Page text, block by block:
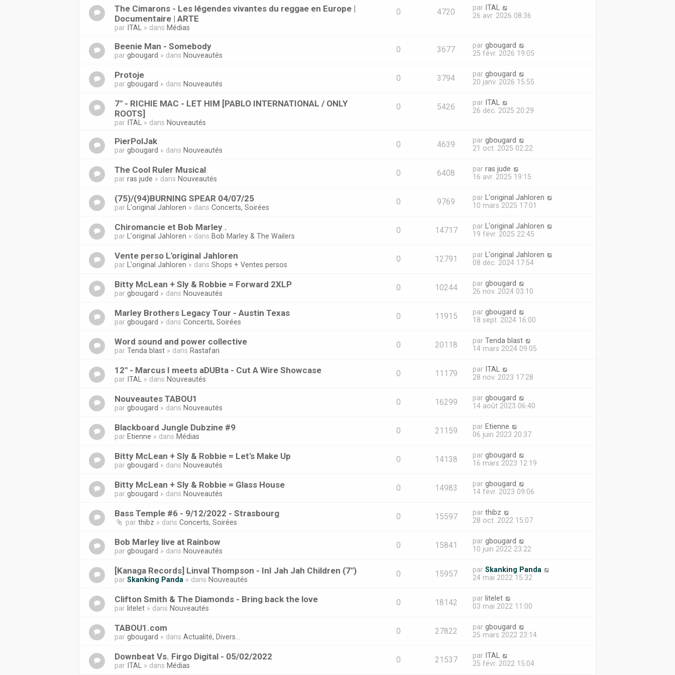
The Cimarons - Les légendes vivantes du reggae en Europe |
Documentaire | ARTE
par ITAL » dans Médias
0 4720 par ITAL
26 avr. 2026 08:36
Beenie Man - Somebody
pargbougard » dans Nouveautés
0 3677 par gbougard
25 févr. 2026 19:05
Protoje
pargbougard » dans Nouveautés
0 3794 par gbougard
20 janv. 2026 15:55
7" - RICHIE MAC - LET HIM [PABLO INTERNATIONAL / ONLY
ROOTS]
par ITAL » dans Nouveautés
0 5426 par ITAL
26 déc. 2025 20:29
PierPolJak
pargbougard » dans Nouveautés
0 4639 par gbougard
21 oct. 2025 02:22
The Cool Ruler Musical
parras jude » dans Nouveautés
0 6408 par ras jude
16 avr. 2025 19:15
(75)/(94)BURNING SPEAR 04/07/25
par L'original Jahloren » dansConcerts, Soirées
0 9769 par
L'original Jahloren
10 mars 2025 17:01
Chiromancie et Bob Marley .
par L'original Jahloren » dans Bob Marley & The Wailers
0 14717 par
L'original Jahloren
19 févr. 2025 22:45
Vente perso L'original Jahloren
par L'original Jahloren » dansShops + Ventes persos
0 12791 par
L'original Jahloren
08 déc. 2024 17:54
Bitty McLean + Sly & Robbie = Forward 2XLP
pargbougard » dans Nouveautés
0 10244 par gbougard
26 nov. 2024 03:10
Marley Brothers Legacy Tour - Austin Texas
pargbougard » dansConcerts, Soirées
0 11915 par gbougard
18 sept. 2024 16:00
Word sound and power collective
parTenda blast » dans Rastafari
0 20118 par Tenda blast
14 mars 2024 09:05
12'' - Marcus I meets aDUBta - Cut A Wire Showcase
par ITAL » dans Nouveautés
0 11179 par ITAL
28 nov. 2023 17:28
Nouveautes TABOU1
pargbougard » dans Nouveautés
0 16299 par gbougard
14 août 2023 06:40
Blackboard Jungle Dubzine #9
par Etienne » dans Médias
0 21159 par Etienne
06 juin 2023 20:37
Bitty McLean + Sly & Robbie = Let's Make Up
pargbougard » dans Nouveautés
0 14138 par gbougard
16 mars 2023 12:19
Bitty McLean + Sly & Robbie = Glass House
pargbougard » dans Nouveautés
0 14983 par gbougard
14 févr. 2023 09:06
Bass Temple #6 - 9/12/2022 - Strasbourg
parthibz » dansConcerts, Soirées
0 15597 par thibz
28 oct. 2022 15:07
Bob Marley live at Rainbow
pargbougard » dans Nouveautés
0 15841 par gbougard
10 juin 2022 23:22
[Kanaga Records] Linval Thompson - InI Jah Jah Children (7")
parSkanking Panda » dans Nouveautés
0 15957 par Skanking Panda
24 mai 2022 15:32
Clifton Smith & The Diamonds - Bring back the love
par litelet » dans Nouveautés
0 18142 par litelet
03 mai 2022 11:00
TABOU1.com
pargbougard » dansActualité, Divers...
0 27822 par gbougard
25 mars 2022 23:14
Downbeat Vs. Firgo Digital - 05/02/2022
par ITAL » dans Médias
0 21537 par ITAL
25 févr. 2022 15:04